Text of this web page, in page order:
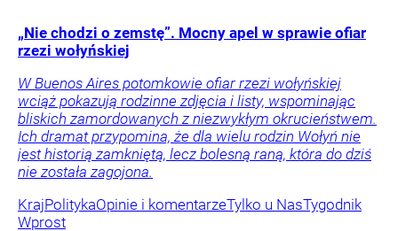
„Nie chodzi o zemstę”. Mocny apel w sprawie ofiar
rzezi wołyńskiej
W Buenos Aires potomkowie ofiar rzezi wołyńskiej
wciąż pokazują rodzinne zdjęcia i listy, wspominając
bliskich zamordowanych z niezwykłym okrucieństwem.
Ich dramat przypomina, że dla wielu rodzin Wołyń nie
jest historią zamkniętą, lecz bolesną raną, która do dziś
nie została zagojona.
KrajPolitykaOpinie i komentarzeTylko u NasTygodnik
Wprost